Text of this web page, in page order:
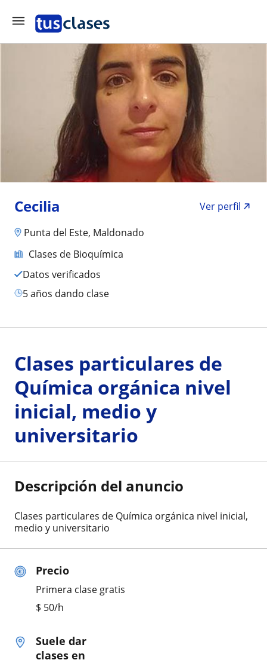
Cecilia
Ver perfil
Punta del Este, Maldonado
Clases de Bioquímica
Datos verificados
5 años dando clase
Precio
Primera clase gratis
$ 50/h
Suele dar
clases en
Clases particulares de
Química orgánica nivel
inicial, medio y
universitario
Descripción del anuncio
Clases particulares de Química orgánica nivel inicial,
medio y universitario